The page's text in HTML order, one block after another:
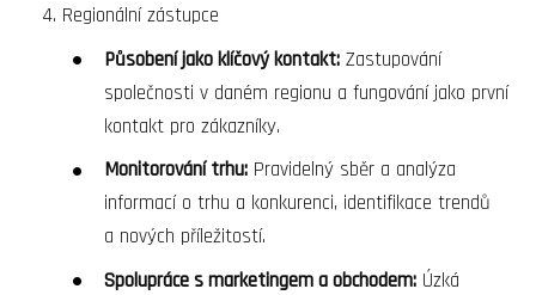
Regionální zástupce
Působení jako klíčový kontakt: Zastupování
společnosti v daném regionu a fungování jako první
kontakt pro zákazníky.
Monitorování trhu: Pravidelný sběr a analýza
informací o trhu a konkurenci, identifikace trendů
a nových příležitostí.
Spolupráce s marketingem a obchodem: Úzká